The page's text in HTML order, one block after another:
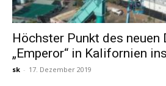
und
Höchster Punkt des neuen
„Emperor“ in Kalifornien
sk - 17. Dezember 2019